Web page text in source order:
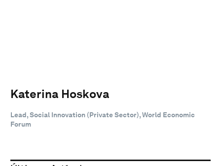
Katerina Hoskova
Lead, Social Innovation (Private Sector), World Economic
Forum